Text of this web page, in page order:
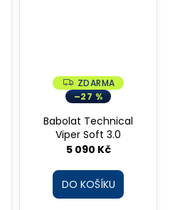
Z
D
A
M
A
ZDARMA
–27 %
Babolat Technical
Viper Soft 3.0
5 090 Kč
DO KOŠÍKU